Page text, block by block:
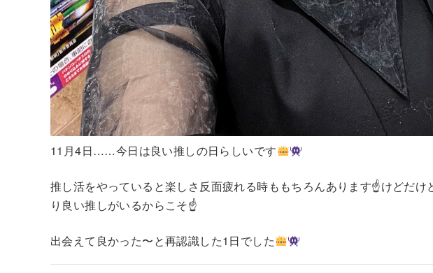
11月4日……今日は良い推しの日らしいです
推し活をやっていると楽しさ反面疲れる時ももちろんあります☝️けどだけ
り良い推しがいるからこそ☝️
出会えて良かった〜と再認識した1日でした